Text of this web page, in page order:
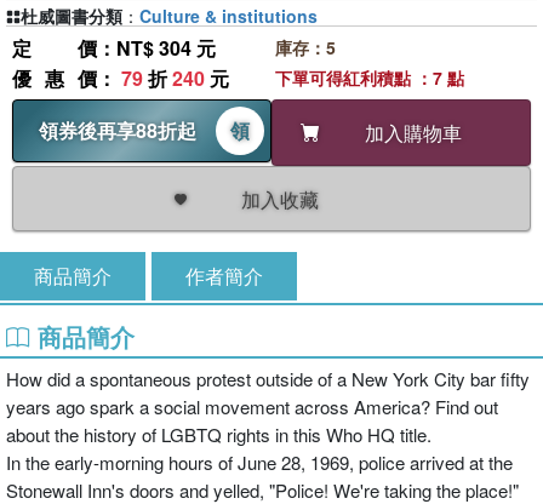
定價 ：NT$ 304 元
優惠價 ： 79折240 元
領券後再享88折起
領 加入購物車
加入收藏
庫存：5
下單可得紅利積點 ：7 點
杜威圖書分類 ： Culture & institutions
商品簡介 作者簡介
商品簡介
How did a spontaneous protest outside of a New York City bar fifty
years ago spark a social movement across America? Find out
about the history of LGBTQ rights in this Who HQ title.
In the early-morning hours of June 28, 1969, police arrived at the
Stonewall Inn's doors and yelled, "Police! We're taking the place!"